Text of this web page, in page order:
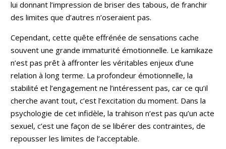
lui donnant l’impression de briser des tabous, de franchir
des limites que d’autres n’oseraient pas.
Cependant, cette quête effrénée de sensations cache
souvent une grande immaturité émotionnelle. Le kamikaze
n’est pas prêt à affronter les véritables enjeux d’une
relation à long terme. La profondeur émotionnelle, la
stabilité et l’engagement ne l’intéressent pas, car ce qu’il
cherche avant tout, c’est l’excitation du moment. Dans la
psychologie de cet infidèle, la trahison n’est pas qu’un acte
sexuel, c’est une façon de se libérer des contraintes, de
repousser les limites de l’acceptable.